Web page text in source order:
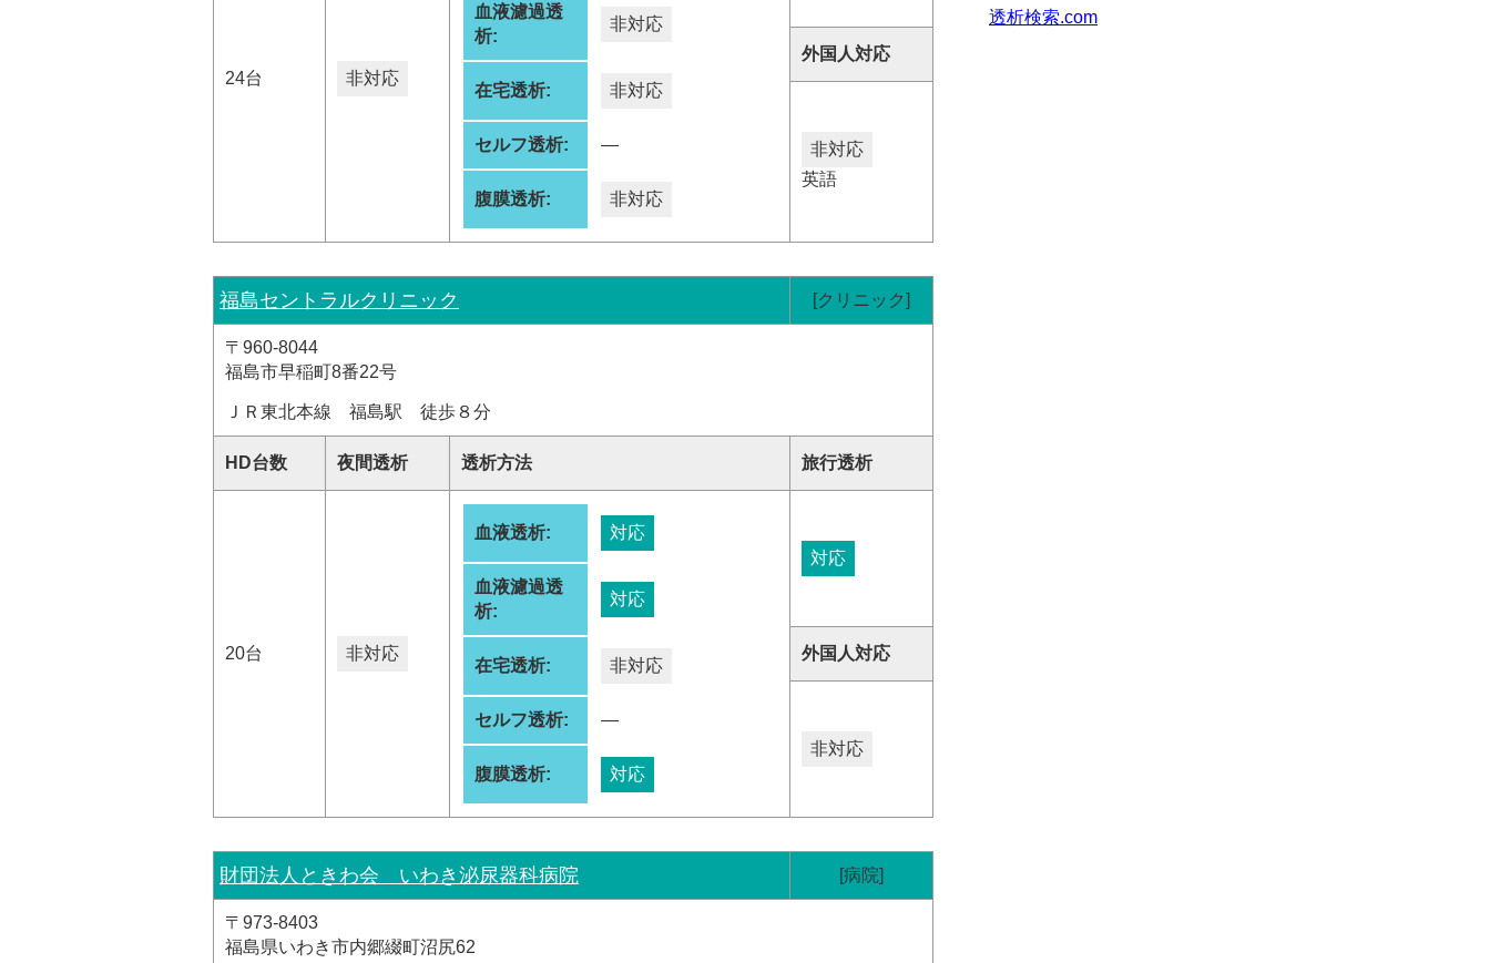
24台 非対応
血液濾過透
析:
非対応
在宅透析: 非対応
セルフ透析: ―
腹膜透析: 非対応
外国人対応
非対応
英語
福島セントラルクリニック [クリニック]
〒960-8044
福島市早稲町8番22号
ＪＲ東北本線 福島駅 徒歩８分
HD台数 夜間透析 透析方法 旅行透析
20台 非対応
血液透析: 対応
血液濾過透
析:
対応
在宅透析: 非対応
セルフ透析: ―
腹膜透析: 対応
対応
外国人対応
非対応
財団法人ときわ会 いわき泌尿器科病院 [病院]
〒973-8403
福島県いわき市内郷綴町沼尻62
透析検索.com